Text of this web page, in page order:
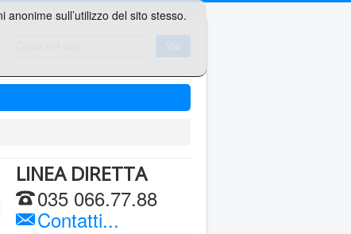
Vai
LINEA DIRETTA
035 066.77.88
Contatti...
sull’utilizzo del sito stesso.